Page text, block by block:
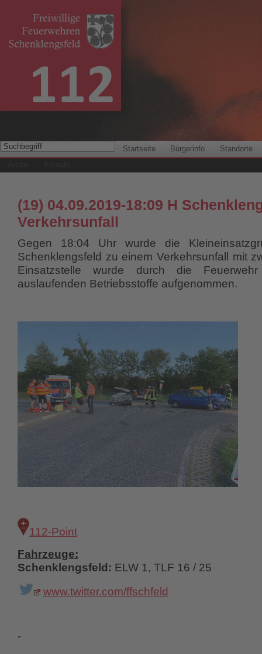
Startseite Bürgerinfo
Standorte
(19) 04.09.2019-18:09 H
Verkehrsunfall
Gegen 18:04 Uhr wurde die
Schenklengsfeld zu einem Verkehrsunfall mit
Einsatzstelle wurde durch die
auslaufenden Betriebsstoffe aufgenommen.
112-Point
Fahrzeuge:
Schenklengsfeld: ELW 1, TLF 16 / 25
www.twitter.com/ffschfeld
-